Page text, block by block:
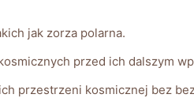
jak zorza polarna.
przed ich dalszym
przestrzeni kosmicznej bez